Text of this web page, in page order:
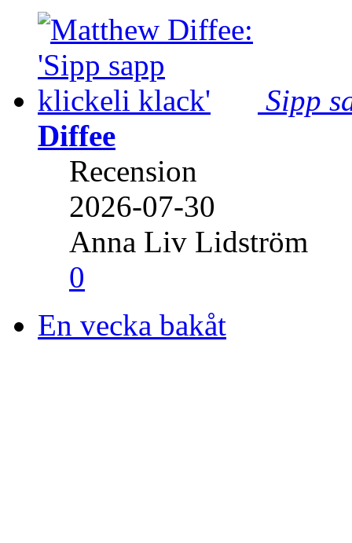
Sipp
Diffee
Recension
2026-07-30
Anna Liv Lidström
0
En vecka bakåt